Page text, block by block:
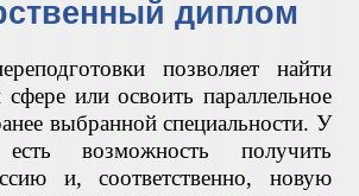
диплом
позволяет найти
или освоить параллельное
выбранной специальности. У
есть возможность получить
и, соответственно, новую